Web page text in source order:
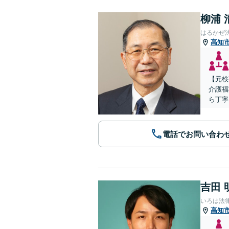
柳浦
はるかぜ
高知
【元
介護
ら丁
電話でお問い合わ
吉田
いろは法
高知